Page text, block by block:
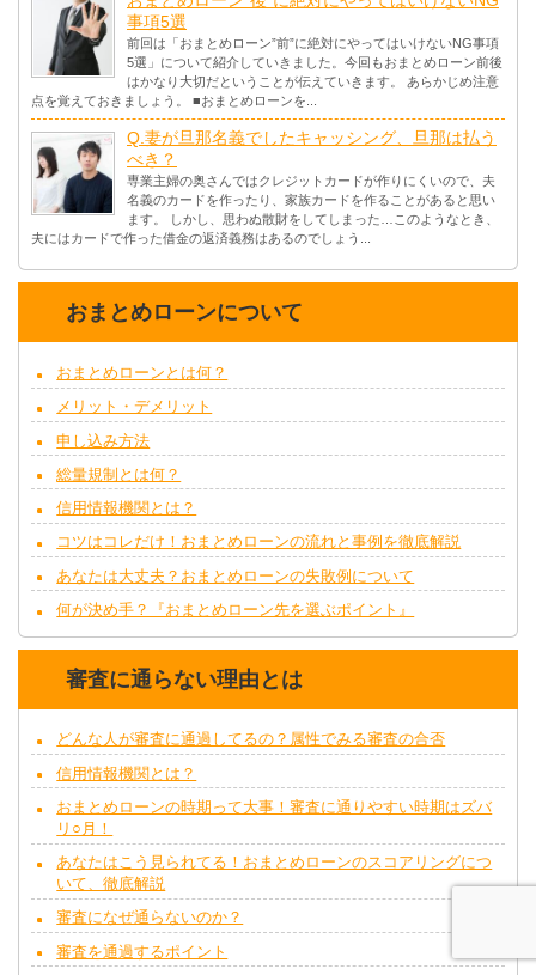
事項5選
前回は「おまとめローン”前”に絶対にやってはいけないNG事項
5選」について紹介していきました。今回もおまとめローン前後
はかなり大切だということが伝えていきます。 あらかじめ注意
点を覚えておきましょう。 ■おまとめローンを...
Q.妻が旦那名義でしたキャッシング、旦那は払う
べき？
専業主婦の奥さんではクレジットカードが作りにくいので、夫
名義のカードを作ったり、家族カードを作ることがあると思い
ます。 しかし、思わぬ散財をしてしまった…このようなとき、
夫にはカードで作った借金の返済義務はあるのでしょう...
おまとめローンについて
おまとめローンとは何？
メリット・デメリット
申し込み方法
総量規制とは何？
信用情報機関とは？
コツはコレだけ！おまとめローンの流れと事例を徹底解説
あなたは大丈夫？おまとめローンの失敗例について
何が決め手？『おまとめローン先を選ぶポイント』
審査に通らない理由とは
どんな人が審査に通過してるの？属性でみる審査の合否
信用情報機関とは？
おまとめローンの時期って大事！審査に通りやすい時期はズバ
リ○月！
あなたはこう見られてる！おまとめローンのスコアリングにつ
いて、徹底解説
審査になぜ通らないのか？
審査を通過するポイント